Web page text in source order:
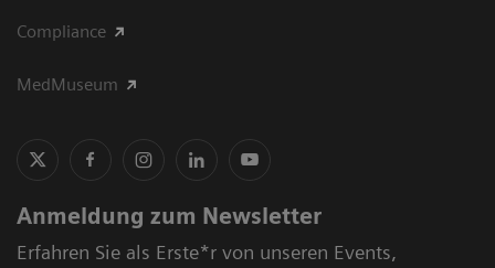
Compliance
MedMuseum
Anmeldung zum Newsletter
Erfahren Sie als Erste*r von unseren Events,